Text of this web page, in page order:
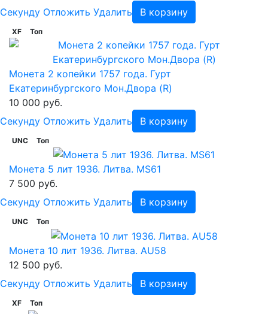
Cекунду Отложить Удалить В корзину
XF Топ
Монета 2 копейки 1757 года. Гурт
Екатеринбургского Мон.Двора (R)
10 000 руб.
Cекунду Отложить Удалить В корзину
UNC Топ
Монета 5 лит 1936. Литва. MS61
7 500 руб.
Cекунду Отложить Удалить В корзину
UNC Топ
Монета 10 лит 1936. Литва. AU58
12 500 руб.
Cекунду Отложить Удалить В корзину
XF Топ